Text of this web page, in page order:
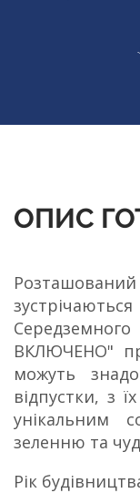
ОПИС
ВКЛЮЧЕНО"
можуть
відпустки, з
унікальним
зеленню та
Рік